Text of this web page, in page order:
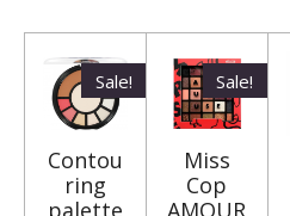
Sale!
Contou
ring
palette
Sale!
Miss
Cop
AMOUR